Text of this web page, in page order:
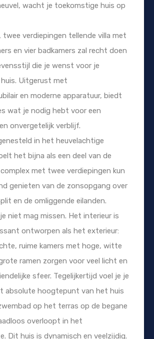
wacht je toekomstige huis op
twee verdiepingen tellende villa met
en vier badkamers zal recht doen
die je wenst voor je
Uitgerust met
en moderne apparatuur, biedt
wat je nodig hebt voor een
onvergetelijk verblijf.
in het heuvelachtige
het bijna als een deel van de
met twee verdiepingen kun
genieten van de zonsopgang over
en de omliggende eilanden.
niet mag missen. Het interieur is
ontworpen als het exterieur:
ruime kamers met hoge, witte
ramen zorgen voor veel licht en
sfeer. Tegelijkertijd voel je je
absolute hoogtepunt van het huis
op het terras op de begane
overloopt in het
Dit huis is dynamisch en veelzijdig.